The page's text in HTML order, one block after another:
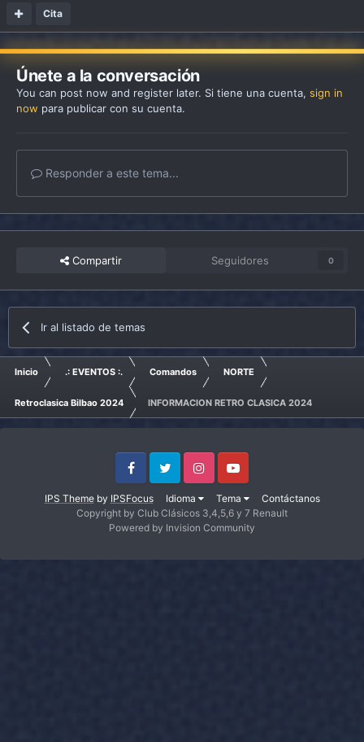
Cita
Únete a la conversación
You can post now and register later. Si tiene una cuenta, sign in
now para publicar con su cuenta.
Responder a este tema...
Compartir Seguidores 0
Ir al listado de temas
Inicio .: EVENTOS :. Comandos NORTE
Retroclasica Bilbao 2024 INFORMACION RETRO CLASICA 2024
IPS Themeby IPSFocus Idioma Tema Contáctanos
FacebookTwitter InstagramYoutube
Copyright by Club Clásicos 3,4,5,6 y 7 Renault
Powered by Invision Community